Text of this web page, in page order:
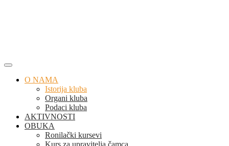
O NAMA
Istorija kluba
Organi kluba
Podaci kluba
AKTIVNOSTI
OBUKA
Ronilački kursevi